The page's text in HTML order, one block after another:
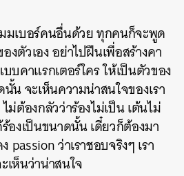
มเบอร์คนอื่นด้วย ทุกคนก็จะพูด
งตัวเอง อย่าไปฝืนเพื่อสร้างคา
บคาแรกเตอร์ใคร ให้เป็นตัวของ
นั้น จะเห็นความน่าสนใจของเรา
ม่ต้องกลัวว่าร้องไม่เป็น เต้นไม่
องเป็นขนาดนั้น เดี๋ยวก็ต้องมา
ว่าเราชอบจริงๆ เรา
เห็นว่าน่าสนใจ